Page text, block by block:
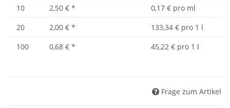
10
2,50 € *
0,17 € pro ml
20
2,00 € *
133,34 € pro 1 l
100
0,68 € * 45,22 € pro 1 l
Frage zum Artikel